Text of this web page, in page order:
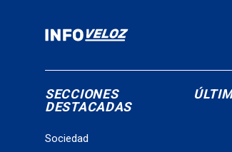
SECCIONES
DESTACADAS
Sociedad